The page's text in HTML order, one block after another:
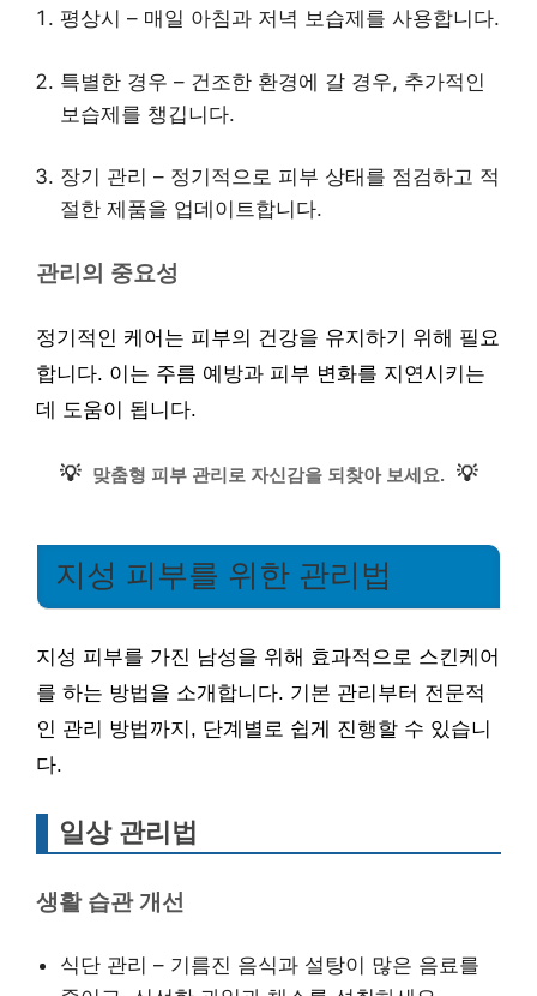
평상시 – 매일 아침과 저녁 보습제를 사용합니다.
특별한 경우 – 건조한 환경에 갈 경우, 추가적인
보습제를 챙깁니다.
장기 관리 – 정기적으로 피부 상태를 점검하고 적
절한 제품을 업데이트합니다.
관리의 중요성
정기적인 케어는 피부의 건강을 유지하기 위해 필요
합니다. 이는 주름 예방과 피부 변화를 지연시키는
데 도움이 됩니다.
💡 맞춤형 피부 관리로 자신감을 되찾아 보세요. 💡
지성 피부를 위한 관리법
지성 피부를 가진 남성을 위해 효과적으로 스킨케어
를 하는 방법을 소개합니다. 기본 관리부터 전문적
인 관리 방법까지, 단계별로 쉽게 진행할 수 있습니
다.
일상 관리법
생활 습관 개선
식단 관리 – 기름진 음식과 설탕이 많은 음료를